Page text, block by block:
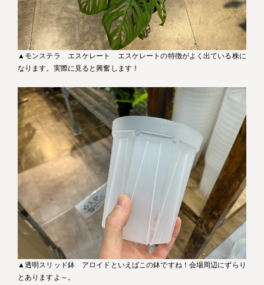
▲モンステラ エスケレート エスケレートの特徴がよく出ている株に
なります。実際に見ると興奮します！
▲透明スリッド鉢 アロイドといえばこの鉢ですね！会場周辺にずらり
とありますよ～。